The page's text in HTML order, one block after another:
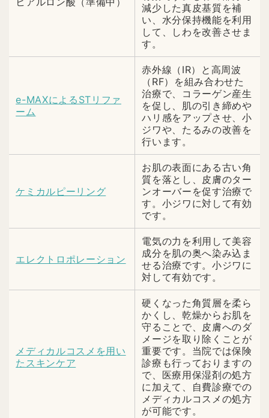
減少した真皮基質を補
い、水分保持機能を利用
して、しわを改善させま
す。
e-MAXによるSTリファ
ーム
赤外線（IR）と高周波
（RF）を組み合わせた
治療で、コラーゲン産生
を促し、肌の引き締めや
ハリ感をアップさせ、小
ジワや、たるみの改善を
行います。
ケミカルピーリング
お肌の表面にある古い角
質を落とし、皮膚のター
ンオーバーを促す治療で
す。小ジワに対して有効
です。
エレクトロポレーション
電気の力を利用して美容
成分を肌の奥へ染み込ま
せる治療です。小ジワに
対して有効です。
メディカルコスメを用い
たスキンケア
硬くなった角質層を柔ら
かくし、乾燥からお肌を
守ることで、皮膚へのダ
メージを取り除くことが
重要です。当院では保険
診療も行っておりますの
で、医療用保湿剤の処方
に加えて、自費診療での
メディカルコスメの処方
が可能です。